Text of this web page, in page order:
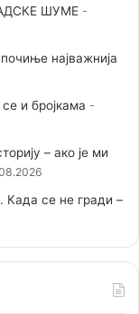
ШУМЕ
најважнија
и бројкама
– ако је ми
Када се не гради –